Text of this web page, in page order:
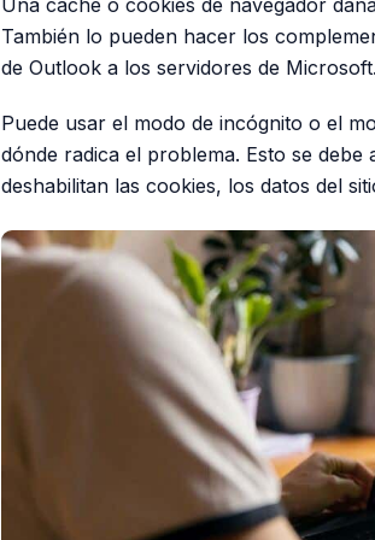
También lo pueden hacer los
de Outlook a los servidores de
Puede usar el modo de incógnito o el
dónde radica el problema. Esto se
deshabilitan las cookies, los datos del